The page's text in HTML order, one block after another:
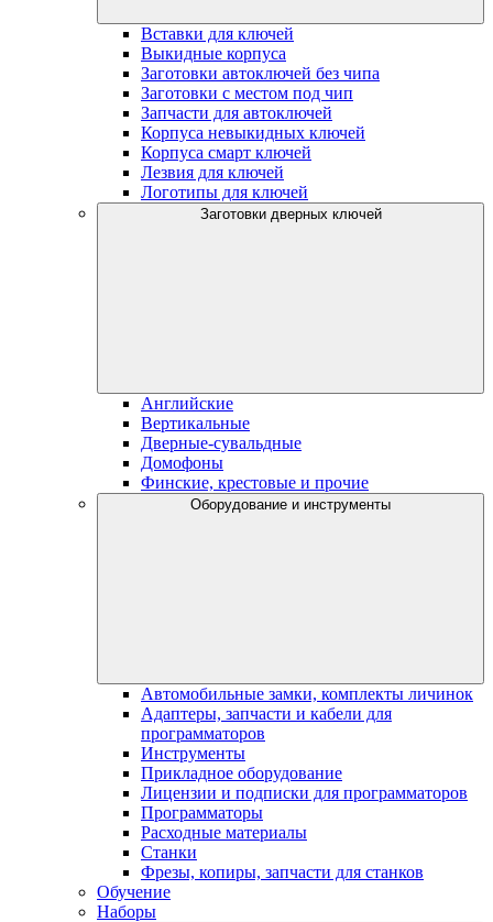
Вставки для ключей
Выкидные корпуса
Заготовки автоключей без чипа
Заготовки с местом под чип
Запчасти для автоключей
Корпуса невыкидных ключей
Корпуса смарт ключей
Лезвия для ключей
Логотипы для ключей
Заготовки дверных ключей
Английские
Вертикальные
Дверные-сувальдные
Домофоны
Финские, крестовые и прочие
Оборудование и инструменты
Автомобильные замки, комплекты личинок
Адаптеры, запчасти и кабели для
программаторов
Инструменты
Прикладное оборудование
Лицензии и подписки для программаторов
Программаторы
Расходные материалы
Станки
Фрезы, копиры, запчасти для станков
Обучение
Наборы